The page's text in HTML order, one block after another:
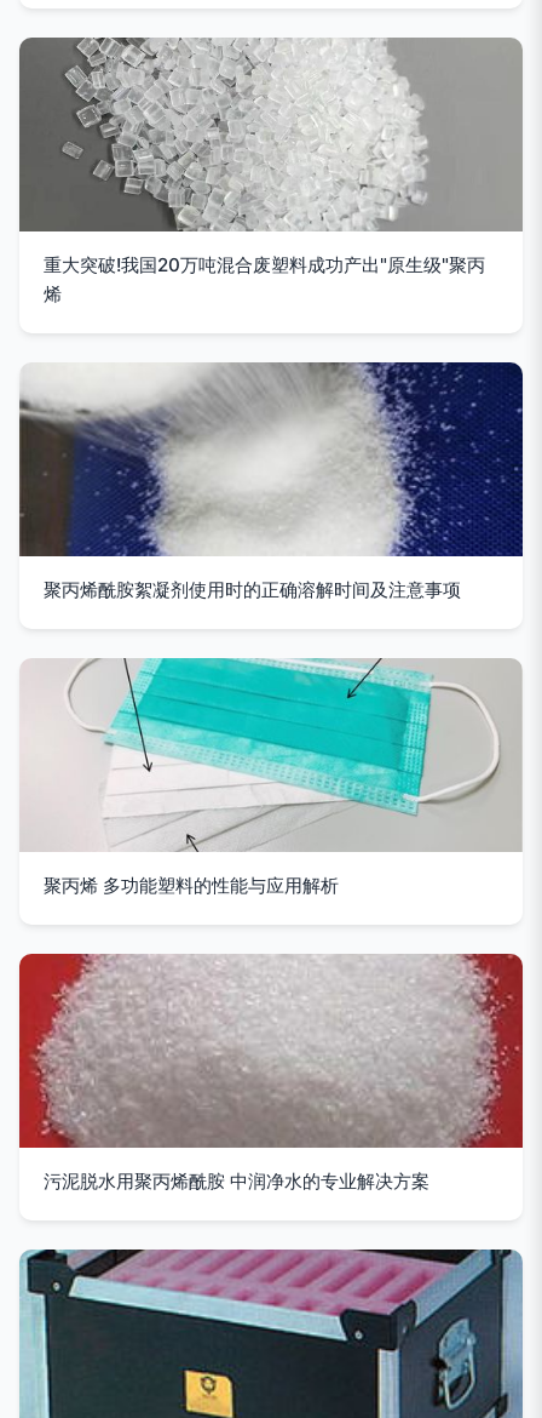
重大突破!我国20万吨混合废塑料成功产出"原生级"聚丙
烯
聚丙烯酰胺絮凝剂使用时的正确溶解时间及注意事项
聚丙烯 多功能塑料的性能与应用解析
污泥脱水用聚丙烯酰胺 中润净水的专业解决方案